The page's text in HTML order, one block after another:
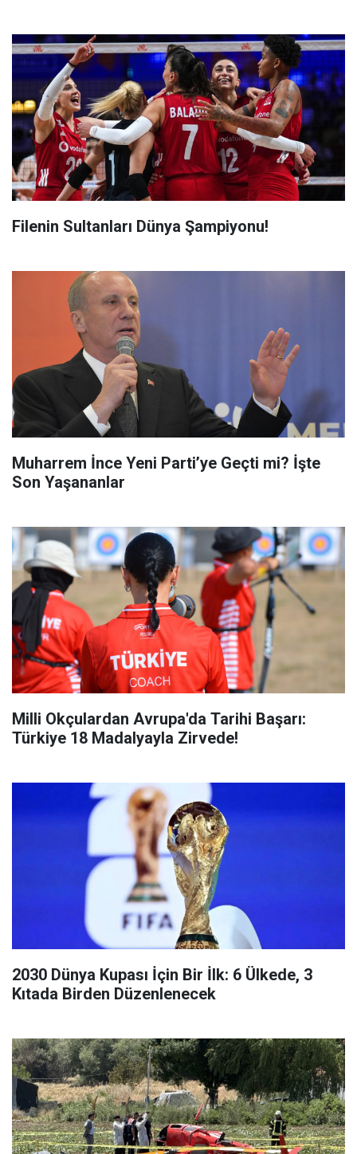
Filenin Sultanları Dünya Şampiyonu!
Muharrem İnce Yeni Parti’ye Geçti mi? İşte
Son Yaşananlar
Milli Okçulardan Avrupa'da Tarihi Başarı:
Türkiye 18 Madalyayla Zirvede!
2030 Dünya Kupası İçin Bir İlk: 6 Ülkede, 3
Kıtada Birden Düzenlenecek